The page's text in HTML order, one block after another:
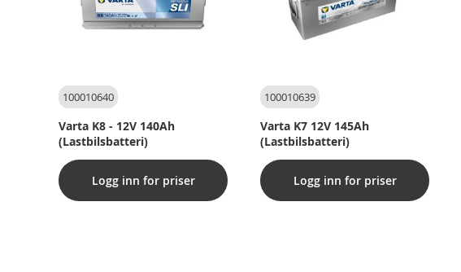
100010640
Varta K8 - 12V 140Ah
(Lastbilsbatteri)
Logg inn for priser
100010639
Varta K7 12V 145Ah
(Lastbilsbatteri)
Logg inn for priser